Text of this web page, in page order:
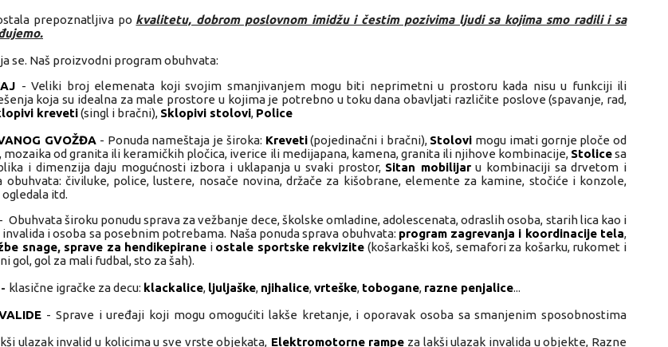
prepoznatljiva po kvalitetu, dobrom poslovnom imidžu i čestim pozivima ljudi sa kojima smo radili i sa
se. Naš proizvodni program obuhvata:
- Veliki broj elemenata koji svojim smanjivanjem mogu biti neprimetni u prostoru kada nisu u funkciji ili
koja su idealna za male prostore u kojima je potrebno u toku dana obavljati različite poslove (spavanje, rad,
kreveti(singl i bračni), Sklopivi stolovi, Police
GVOŽĐA - Ponuda nameštaja je široka: Kreveti(pojedinačni i bračni), Stolovi mogu imati gornje ploče od
mozaika od granita ili keramičkih pločica, iverice ili medijapana, kamena, granita ili njihove kombinacije, Stolicesa
i dimenzija daju mogućnosti izbora i uklapanja u svaki prostor, Sitan mobilijaru kombinaciji sa drvetom i
čiviluke, police, lustere, nosače novina, držače za kišobrane, elemente za kamine, stočiće i konzole,
itd.
- Obuhvata široku ponudu sprava za vežbanje dece, školske omladine, adolescenata, odraslih osoba, starih lica kao i
i osoba sa posebnim potrebama. Naša ponuda sprava obuhvata: program zagrevanja i koordinacije tela,
snage,sprave za hendikepirane i ostale sportske rekvizite (košarkaški koš, semafori za košarku, rukomet i
gol, gol za mali fudbal, sto za šah).
- klasične igračke za decu: klackalice, ljuljaške, njihalice,vrteške, tobogane, razne penjalice...
- Sprave i uređaji koji mogu omogućiti lakše kretanje, i oporavak osoba sa smanjenim sposobnostima
ulazak invalid u kolicima u sve vrste objekata, Elektromotorne rampe za lakši ulazak invalida u objekte, Razne